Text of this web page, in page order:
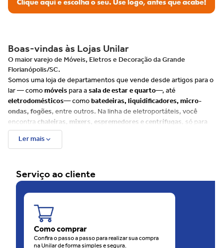
Boas-vindas às Lojas Unilar
O maior varejo de Móveis, Eletros e Decoração da Grande
Florianópolis/SC.
Somos uma loja de departamentos que vende desde artigos para o
lar — comomóveispara asala de estar e quarto—, até
eletrodomésticos— comobatedeiras, liquidificadores, micro-
ondas, fogões, entre outros. Na linha de eletroportáteis, você
encontrachaleiras, mixers, espremedores e centrífugas , só para
citar alguns exemplos.
Além disso, há muitos itens para
uma ampla variedade de produtos de cuidados com
balanças. Já para o seubebê, disponibilizamos uma linha
completaque envolve, entre outros produtos,bebês conforto e
carrinhos.
Além do site, as Lojas Unilar têm 4 unidades físicas na
Florianópolis, sendo uma rede em franca expansão. São
de consideração e carinho com o consumidor.
O motivo disso é que as Lojas Unilar oferecem sempre muitas
Ler mais
Serviço ao cliente
Como comprar
Confira o passo a passo para realizar sua compra
na Unilar de forma simples e segura.